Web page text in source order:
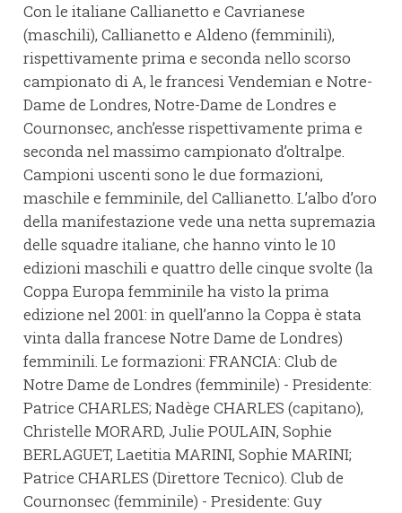
Con le italiane Callianetto e Cavrianese
(maschili), Callianetto e Aldeno (femminili),
rispettivamente prima e seconda nello scorso
campionato di A, le francesi Vendemian e Notre-
Dame de Londres, Notre-Dame de Londres e
Cournonsec, anch’esse rispettivamente prima e
seconda nel massimo campionato d’oltralpe.
Campioni uscenti sono le due formazioni,
maschile e femminile, del Callianetto. L’albo d’oro
della manifestazione vede una netta supremazia
delle squadre italiane, che hanno vinto le 10
edizioni maschili e quattro delle cinque svolte (la
Coppa Europa femminile ha visto la prima
edizione nel 2001: in quell’anno la Coppa è stata
vinta dalla francese Notre Dame de Londres)
femminili. Le formazioni: FRANCIA: Club de
Notre Dame de Londres (femminile) - Presidente:
Patrice CHARLES; Nadège CHARLES (capitano),
Christelle MORARD, Julie POULAIN, Sophie
BERLAGUET, Laetitia MARINI, Sophie MARINI;
Patrice CHARLES (Direttore Tecnico). Club de
Cournonsec (femminile) - Presidente: Guy